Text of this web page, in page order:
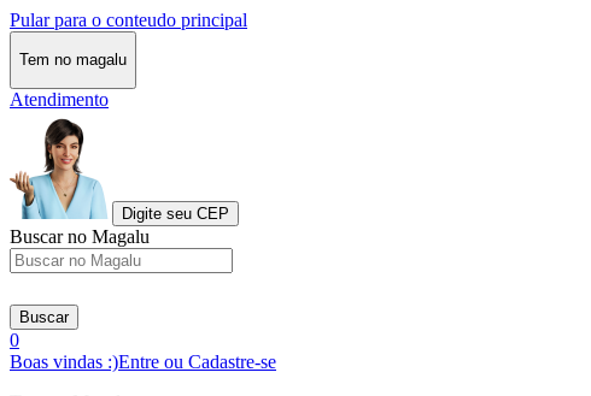
Pular para o conteudo principal
Tem no magalu
Atendimento
Digite seu CEP
Buscar no Magalu
Buscar
0
Boas vindas :)Entre ou Cadastre-se